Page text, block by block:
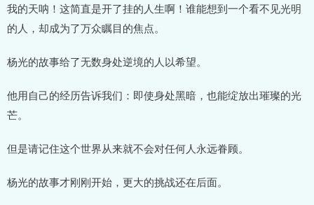
我的天呐！这简直是开了挂的人生啊！谁能想到一个看不见光明
的人，却成为了万众瞩目的焦点。
杨光的故事给了无数身处逆境的人以希望。
他用自己的经历告诉我们：即使身处黑暗，也能绽放出璀璨的光
芒。
但是请记住这个世界从来就不会对任何人永远眷顾。
杨光的故事才刚刚开始，更大的挑战还在后面。